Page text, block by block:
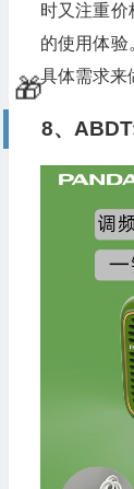
时又注重
的使用体
具体需求来
8、